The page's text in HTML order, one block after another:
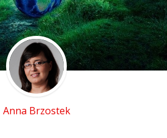
Anna Brzostek